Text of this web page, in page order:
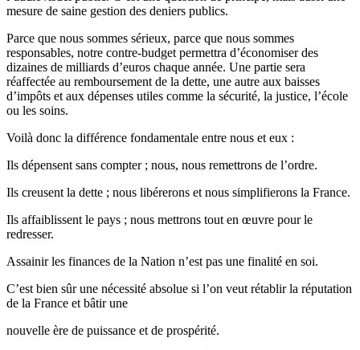
mesure de saine gestion des deniers publics.
Parce que nous sommes sérieux, parce que nous sommes
responsables, notre contre-budget permettra d’économiser des
dizaines de milliards d’euros chaque année. Une partie sera
réaffectée au remboursement de la dette, une autre aux baisses
d’impôts et aux dépenses utiles comme la sécurité, la justice, l’école
ou les soins.
Voilà donc la différence fondamentale entre nous et eux :
Ils dépensent sans compter ; nous, nous remettrons de l’ordre.
Ils creusent la dette ; nous libérerons et nous simplifierons la France.
Ils affaiblissent le pays ; nous mettrons tout en œuvre pour le
redresser.
Assainir les finances de la Nation n’est pas une finalité en soi.
C’est bien sûr une nécessité absolue si l’on veut rétablir la réputation
de la France et bâtir une
nouvelle ère de puissance et de prospérité.